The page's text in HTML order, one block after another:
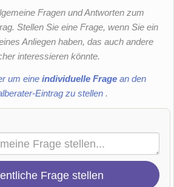
Fragen und Antworten zum
Stellen Sie eine Frage, wenn Sie ein
Anliegen haben, das auch andere
interessieren könnte.
um eineindividuelle Frage an den
Eintrag zu stellen .
Frage stellen